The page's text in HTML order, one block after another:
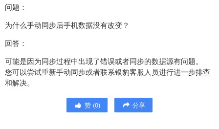
问题：
为什么手动同步后手机数据没有改变？
回答：
可能是因为同步过程中出现了错误或者同步的数据源有问题。
您可以尝试重新手动同步或者联系银豹客服人员进行进一步排查
和解决。
赞 (0) 分享